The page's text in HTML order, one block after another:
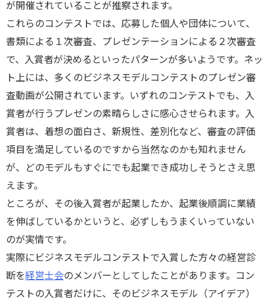
on line 2897
が開催されていることが推察されます。
これらのコンテストでは、応募した個人や団体について、
書類による１次審査、プレゼンテーションによる２次審査
で、入賞者が決めるといったパターンが多いようです。ネッ
ト上には、多くのビジネスモデルコンテストのプレゼン審
査動画が公開されています。いずれのコンテストでも、入
賞者が行うプレゼンの素晴らしさに感心させられます。入
賞者は、着想の面白さ、新規性、差別化など、審査の評価
項目を満足しているのですから当然なのかも知れません
が、どのモデルもすぐにでも起業でき成功しそうとさえ思
えます。
ところが、その後入賞者が起業したか、起業後順調に業績
を伸ばしているかというと、必ずしもうまくいっていない
のが実情です。
実際にビジネスモデルコンテストで入賞した方々の経営診
断を経営士会のメンバーとしてしたことがあります。コン
テストの入賞者だけに、そのビジネスモデル（アイデア）